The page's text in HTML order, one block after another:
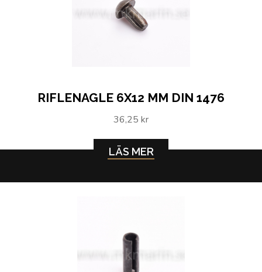
RIFLENAGLE 6X12 MM DIN 1476
36,25 kr
LÄS MER